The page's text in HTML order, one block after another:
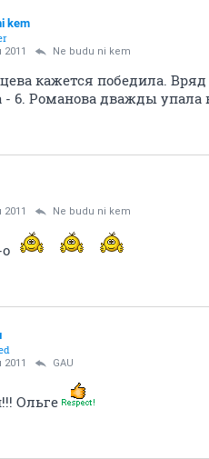
kem
Ne budu ni kem
кажется победила.
- 6. Романова дважды упала
Ne budu ni kem
GAU
Ольге